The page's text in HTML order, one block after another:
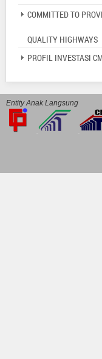
COMMITTED TO
QUALITY HIGHWAYS
PROFIL INVESTASI
Entity Anak Langsung